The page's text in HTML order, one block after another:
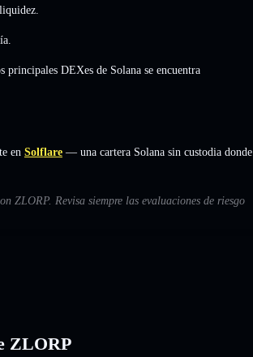
principales DEXes de Solana se encuentra
en Solflare — una cartera Solana sin custodia donde
ZLORP. Revisa siempre las evaluaciones de riesgo
ZLORP